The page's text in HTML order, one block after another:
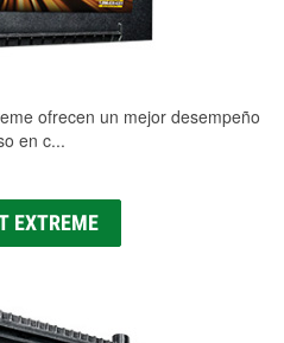
ofrecen un mejor desempeño
en c...
EXTREME